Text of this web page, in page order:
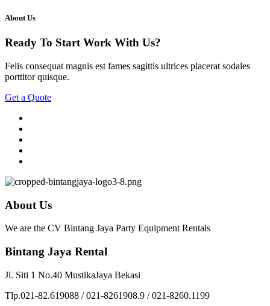
About Us
Ready To StartWork With Us?
Felis consequat magnis est fames sagittis ultrices placerat sodales
porttitor quisque.
Get a Quote
About Us
We are the CV Bintang Jaya Party Equipment Rentals
Bintang Jaya Rental
Jl. Siti 1 No.40 MustikaJaya Bekasi
Tlp.021-82.619088 / 021-8261908.9 / 021-8260.1199